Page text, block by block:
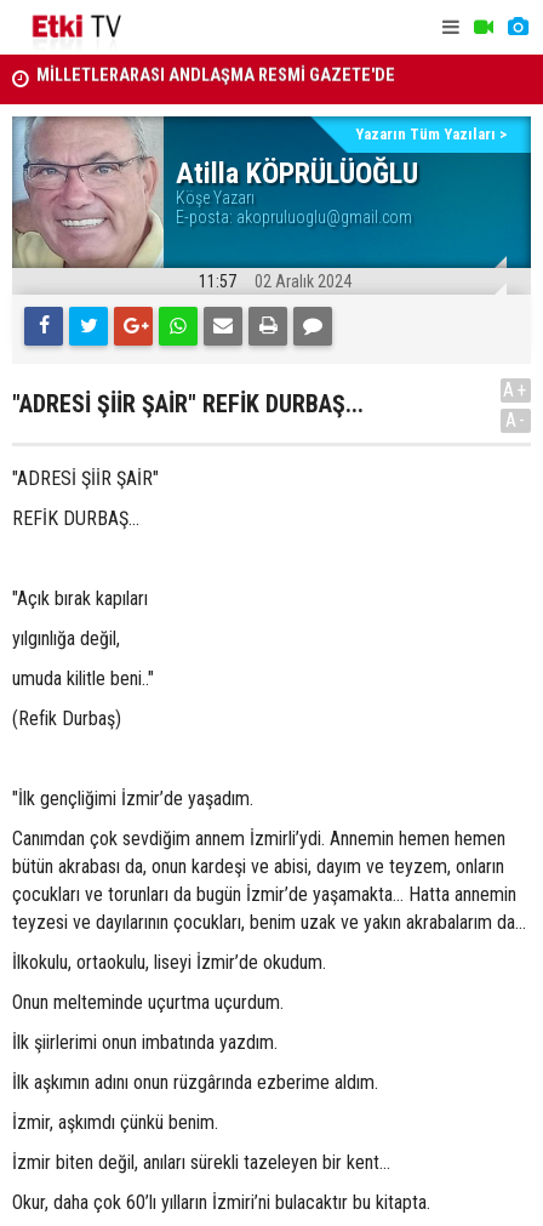
ATAMA KARARLARI RESMİ GAZETE'DE
Atilla KÖPRÜLÜOĞLU
Köşe Yazarı
E-posta: akopruluoglu@gmail.com
Yazarın Tüm Yazıları >
11:57 02 Aralık 2024
"ADRESİ ŞİİR ŞAİR" REFİK DURBAŞ...
A+
A-
"ADRESİ ŞİİR ŞAİR"
REFİK DURBAŞ...
"Açık bırak kapıları
yılgınlığa değil,
umuda kilitle beni.."
(Refik Durbaş)
"İlk gençliğimi İzmir’de yaşadım.
Canımdan çok sevdiğim annem İzmirli’ydi. Annemin hemen hemen
bütün akrabası da, onun kardeşi ve abisi, dayım ve teyzem, onların
çocukları ve torunları da bugün İzmir’de yaşamakta... Hatta annemin
teyzesi ve dayılarının çocukları, benim uzak ve yakın akrabalarım da...
İlkokulu, ortaokulu, liseyi İzmir’de okudum.
Onun melteminde uçurtma uçurdum.
İlk şiirlerimi onun imbatında yazdım.
İlk aşkımın adını onun rüzgârında ezberime aldım.
İzmir, aşkımdı çünkü benim.
İzmir biten değil, anıları sürekli tazeleyen bir kent...
Okur, daha çok 60’lı yılların İzmiri’ni bulacaktır bu kitapta.